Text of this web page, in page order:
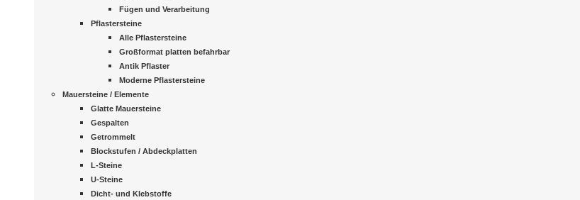
Fügen und Verarbeitung
Pflastersteine
Alle Pflastersteine
Großformat platten befahrbar
Antik Pflaster
Moderne Pflastersteine
Mauersteine / Elemente
Glatte Mauersteine
Gespalten
Getrommelt
Blockstufen / Abdeckplatten
L-Steine
U-Steine
Dicht- und Klebstoffe